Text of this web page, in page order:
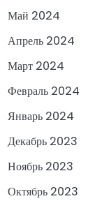
Май 2024
Апрель 2024
Март 2024
Февраль 2024
Январь 2024
Декабрь 2023
Ноябрь 2023
Октябрь 2023